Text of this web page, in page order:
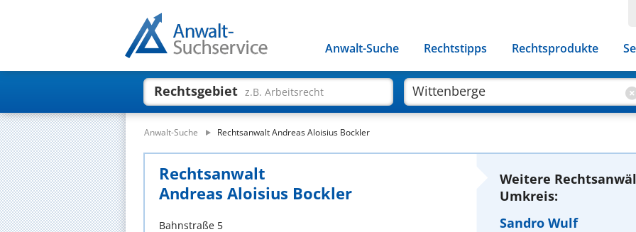
Anwalt-Suche Rechtstipps Rechtsprodukte
Rechtsgebiet z.B. Arbeitsrecht
Anwalt-Suche Rechtsanwalt Andreas Aloisius Bockler
Rechtsanwalt
Andreas Aloisius Bockler
Bahnstraße 5
Weitere
Umkreis:
Sandro Wulf